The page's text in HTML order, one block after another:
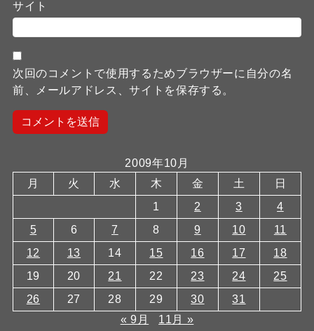
サイト
次回のコメントで使用するためブラウザーに自分の名
前、メールアドレス、サイトを保存する。
2009年10月
月
火 水 木 金 土
日
1
2 3
4
5
6 7 8 9 10
11
12
13 14 15 16 17
18
19
20 21 22 23 24
25
26
27 28 29 30
31
« 9月
11月 »